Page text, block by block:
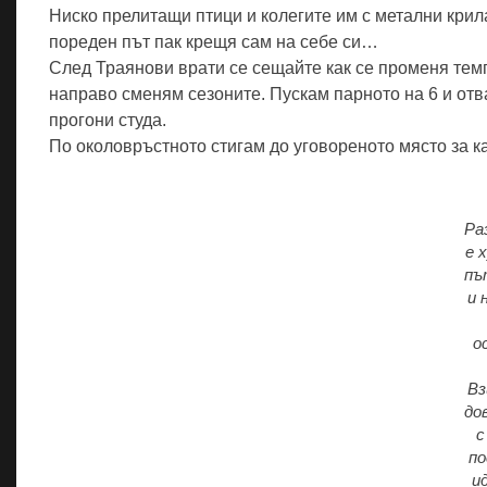
Ниско прелитащи птици и колегите им с метални
пореден път пак крещя сам на себе си…
След Траянови врати се сещайте как се променя
направо сменям сезоните. Пускам парното на 6 и
прогони студа.
По околовръстното стигам до уговореното място за
е
и